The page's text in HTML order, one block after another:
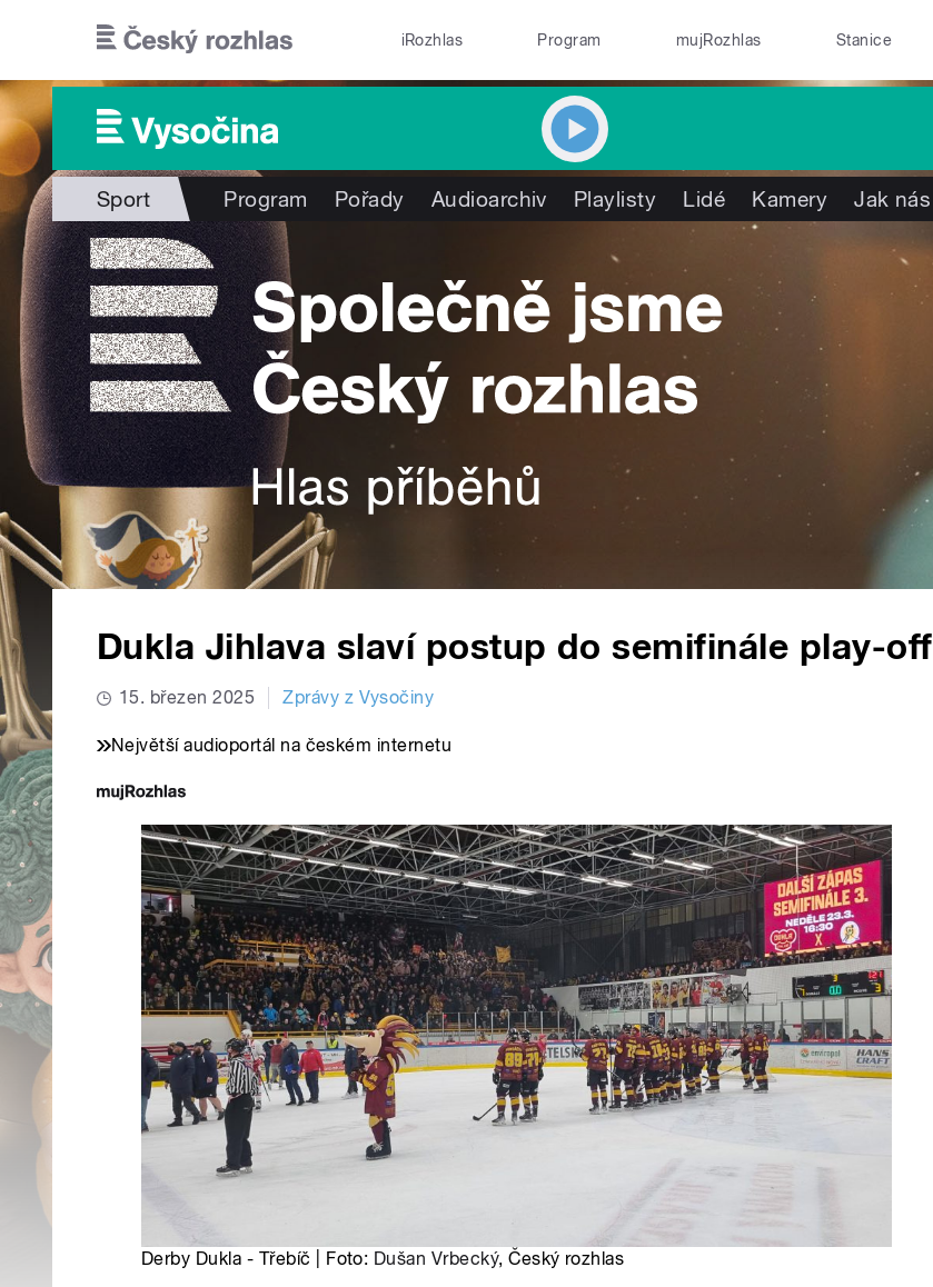
iRozhlas Program mujRozhlas Stanice
Sport Program Pořady Audioarchiv Playlisty Lidé Kamery Jak
Dukla Jihlava slaví postup do semifinále play-off
15. březen 2025 Zprávy z Vysočiny
Největší audioportál na českém internetu
Derby Dukla - Třebíč | Foto: Dušan Vrbecký, Český rozhlas